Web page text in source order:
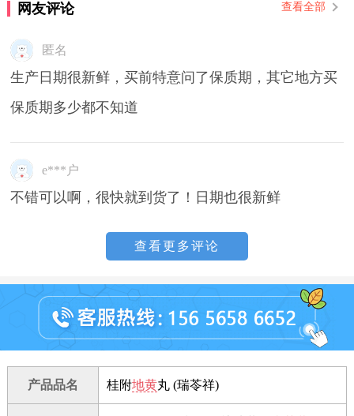
网友评论 查看全部
匿名
生产日期很新鲜，买前特意问了保质期，其它地方买
保质期多少都不知道
e***户
不错可以啊，很快就到货了！日期也很新鲜
查看更多评论
产品品名 桂附地黄丸 (瑞苓祥)